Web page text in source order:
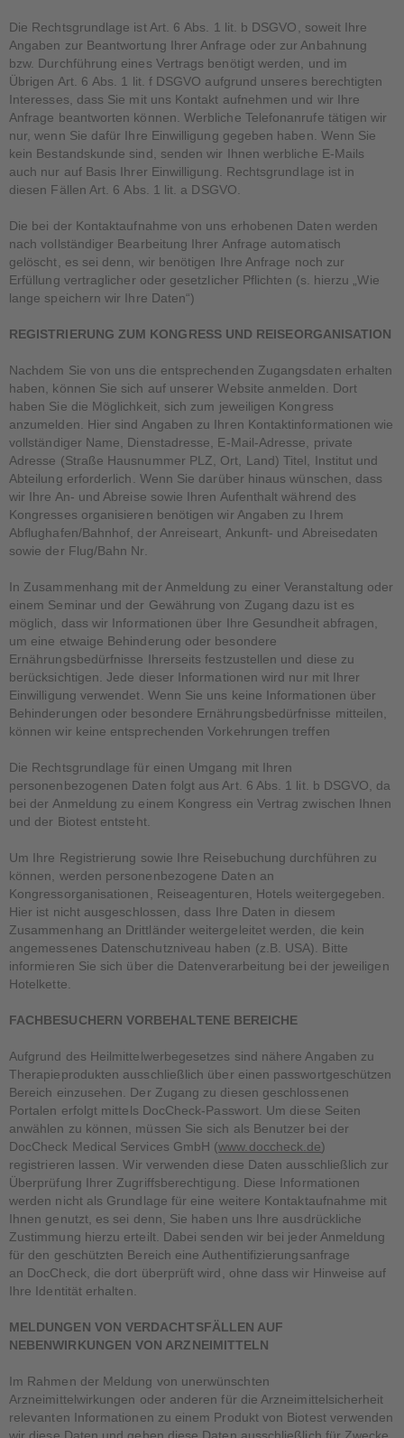
Die Rechtsgrundlage ist Art. 6 Abs. 1 lit. b DSGVO, soweit Ihre
Angaben zur Beantwortung Ihrer Anfrage oder zur Anbahnung
bzw. Durchführung eines Vertrags benötigt werden, und im
Übrigen Art. 6 Abs. 1 lit. f DSGVO aufgrund unseres berechtigten
Interesses, dass Sie mit uns Kontakt aufnehmen und wir Ihre
Anfrage beantworten können. Werbliche Telefonanrufe tätigen wir
nur, wenn Sie dafür Ihre Einwilligung gegeben haben. Wenn Sie
kein Bestandskunde sind, senden wir Ihnen werbliche E-Mails
auch nur auf Basis Ihrer Einwilligung. Rechtsgrundlage ist in
diesen Fällen Art. 6 Abs. 1 lit. a DSGVO.
Die bei der Kontaktaufnahme von uns erhobenen Daten werden
nach vollständiger Bearbeitung Ihrer Anfrage automatisch
gelöscht, es sei denn, wir benötigen Ihre Anfrage noch zur
Erfüllung vertraglicher oder gesetzlicher Pflichten (s. hierzu „Wie
lange speichern wir Ihre Daten“)
REGISTRIERUNG ZUM KONGRESS UND REISEORGANISATION
Nachdem Sie von uns die entsprechenden Zugangsdaten erhalten
haben, können Sie sich auf unserer Website anmelden. Dort
haben Sie die Möglichkeit, sich zum jeweiligen Kongress
anzumelden. Hier sind Angaben zu Ihren Kontaktinformationen wie
vollständiger Name, Dienstadresse, E-Mail-Adresse, private
Adresse (Straße Hausnummer PLZ, Ort, Land) Titel, Institut und
Abteilung erforderlich. Wenn Sie darüber hinaus wünschen, dass
wir Ihre An- und Abreise sowie Ihren Aufenthalt während des
Kongresses organisieren benötigen wir Angaben zu Ihrem
Abflughafen/Bahnhof, der Anreiseart, Ankunft- und Abreisedaten
sowie der Flug/Bahn Nr.
In Zusammenhang mit der Anmeldung zu einer Veranstaltung oder
einem Seminar und der Gewährung von Zugang dazu ist es
möglich, dass wir Informationen über Ihre Gesundheit abfragen,
um eine etwaige Behinderung oder besondere
Ernährungsbedürfnisse Ihrerseits festzustellen und diese zu
berücksichtigen. Jede dieser Informationen wird nur mit Ihrer
Einwilligung verwendet. Wenn Sie uns keine Informationen über
Behinderungen oder besondere Ernährungsbedürfnisse mitteilen,
können wir keine entsprechenden Vorkehrungen treffen
Die Rechtsgrundlage für einen Umgang mit Ihren
personenbezogenen Daten folgt aus Art. 6 Abs. 1 lit. b DSGVO, da
bei der Anmeldung zu einem Kongress ein Vertrag zwischen Ihnen
und der Biotest entsteht.
Um Ihre Registrierung sowie Ihre Reisebuchung durchführen zu
können, werden personenbezogene Daten an
Kongressorganisationen, Reiseagenturen, Hotels weitergegeben.
Hier ist nicht ausgeschlossen, dass Ihre Daten in diesem
Zusammenhang an Drittländer weitergeleitet werden, die kein
angemessenes Datenschutzniveau haben (z.B. USA). Bitte
informieren Sie sich über die Datenverarbeitung bei der jeweiligen
Hotelkette.
FACHBESUCHERN VORBEHALTENE BEREICHE
Aufgrund des Heilmittelwerbegesetzes sind nähere Angaben zu
Therapieprodukten ausschließlich über einen passwortgeschützen
Bereich einzusehen. Der Zugang zu diesen geschlossenen
Portalen erfolgt mittels DocCheck-Passwort. Um diese Seiten
anwählen zu können, müssen Sie sich als Benutzer bei der
DocCheck Medical Services GmbH (www.doccheck.de)
registrieren lassen. Wir verwenden diese Daten ausschließlich zur
Überprüfung Ihrer Zugriffsberechtigung. Diese Informationen
werden nicht als Grundlage für eine weitere Kontaktaufnahme mit
Ihnen genutzt, es sei denn, Sie haben uns Ihre ausdrückliche
Zustimmung hierzu erteilt. Dabei senden wir bei jeder Anmeldung
für den geschützten Bereich eine Authentifizierungsanfrage
an DocCheck, die dort überprüft wird, ohne dass wir Hinweise auf
Ihre Identität erhalten.
MELDUNGEN VON VERDACHTSFÄLLEN AUF
NEBENWIRKUNGEN VON ARZNEIMITTELN
Im Rahmen der Meldung von unerwünschten
Arzneimittelwirkungen oder anderen für die Arzneimittelsicherheit
relevanten Informationen zu einem Produkt von Biotest verwenden